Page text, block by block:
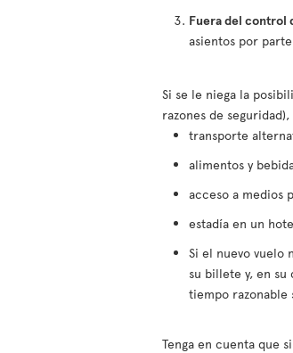
Fuera del control
asientos por
Si se le niega la
razones de
transporte
alimentos y
acceso a medios
estadía en un
Si el nuevo vuelo
su billete y, en
tiempo razonable
Tenga en cuenta que